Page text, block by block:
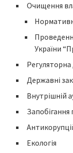
Очищення
України
Регуляторна
Державні
Внутрішній
Запобігання
Екологія